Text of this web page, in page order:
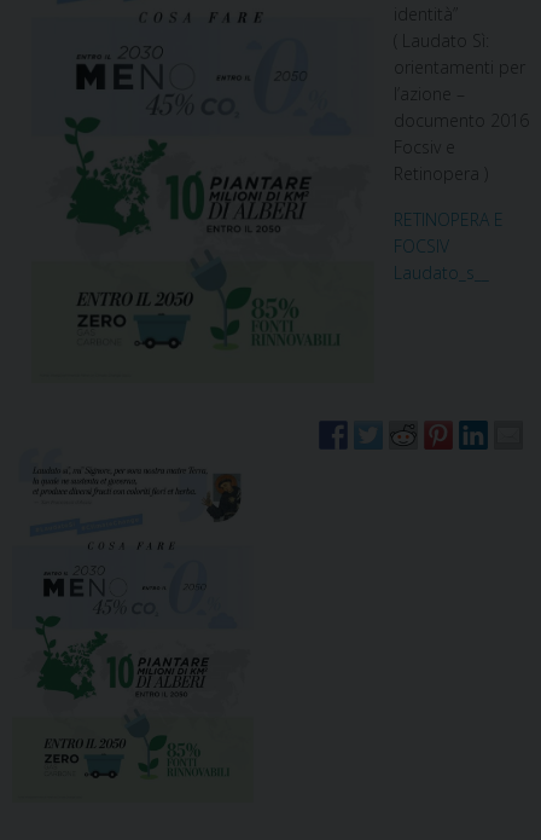
identità”
( Laudato Sì:
orientamenti per
l’azione –
documento 2016
Focsiv e
Retinopera )
RETINOPERA E
FOCSIV
Laudato_s__